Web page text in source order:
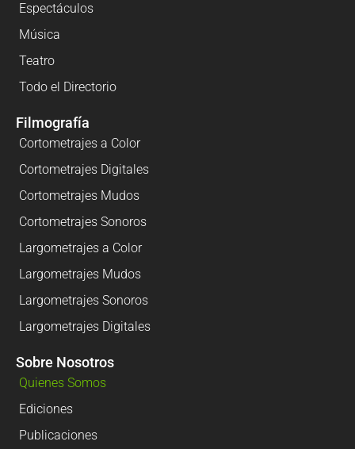
Espectáculos
Música
Teatro
Todo el Directorio
Filmografía
Cortometrajes a Color
Cortometrajes Digitales
Cortometrajes Mudos
Cortometrajes Sonoros
Largometrajes a Color
Largometrajes Mudos
Largometrajes Sonoros
Largometrajes Digitales
Sobre Nosotros
Quienes Somos
Ediciones
Publicaciones